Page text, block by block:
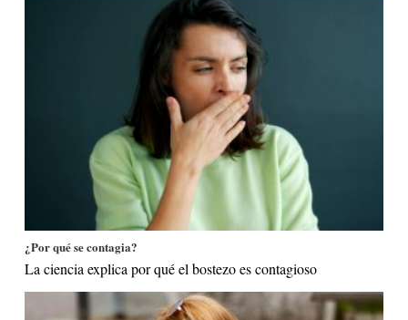
¿Por qué se contagia?
La ciencia explica por qué el bostezo es contagioso